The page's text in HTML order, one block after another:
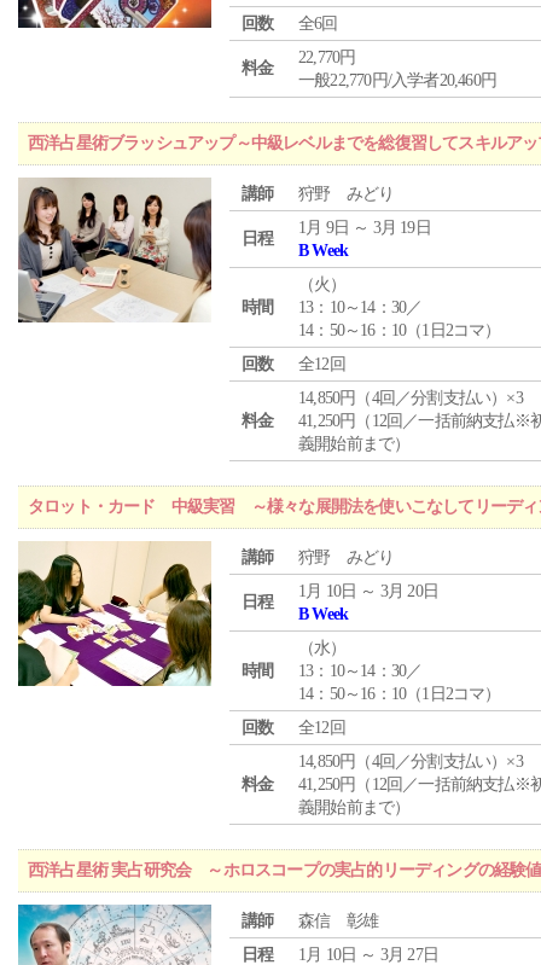
回数
全6回
料金
22,770円
一般22,770円/入学者20,460円
西洋占星術ブラッシュアップ～中級レベルまでを総復習してスキルア
講師 狩野 みどり
日程
1月 9日 ～ 3月 19日
B Week
時間
（火 ）
13：10～14：30／
14：50～16：10（1日2コマ）
回数
全12回
料金
14,850円（4回／分割支払い）×3
41,250円（12回／一括前納支払※
義開始前まで）
タロット・カード 中級実習 ～様々な展開法を使いこなしてリーディ
講師 狩野 みどり
日程
1月 10日 ～ 3月 20日
B Week
時間
（水）
13：10～14：30／
14：50～16：10（1日2コマ）
回数
全12回
料金
14,850円（4回／分割支払い）×3
41,250円（12回／一括前納支払※
義開始前まで）
西洋占星術 実占研究会 ～ホロスコープの実占的リーディングの経験
講師
森信 彰雄
日程
1月 10日 ～ 3月 27日